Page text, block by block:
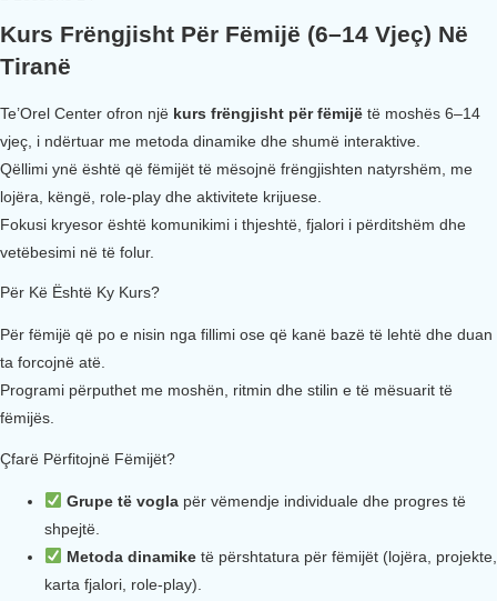
Kurs Frëngjisht Për Fëmijë (6–14 Vjeç) Në
Tiranë
Te’Orel Center ofron një kurs frëngjisht për fëmijë të moshës 6–14
vjeç, i ndërtuar me metoda dinamike dhe shumë interaktive.
Qëllimi ynë është që fëmijët të mësojnë frëngjishten natyrshëm, me
lojëra, këngë, role-play dhe aktivitete krijuese.
Fokusi kryesor është komunikimi i thjeshtë, fjalori i përditshëm dhe
vetëbesimi në të folur.
Për Kë Është Ky Kurs?
Për fëmijë që po e nisin nga fillimi ose që kanë bazë të lehtë dhe duan
ta forcojnë atë.
Programi përputhet me moshën, ritmin dhe stilin e të mësuarit të
fëmijës.
Çfarë Përfitojnë Fëmijët?
Grupe të voglapër vëmendje individuale dhe progres të
shpejtë.
Metoda dinamiketë përshtatura për fëmijët (lojëra, projekte,
karta fjalori, role-play).